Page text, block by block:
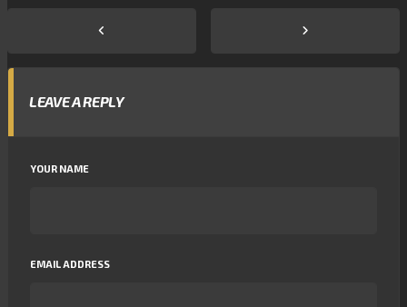
LEAVE A REPLY
YOUR NAME
EMAIL ADDRESS